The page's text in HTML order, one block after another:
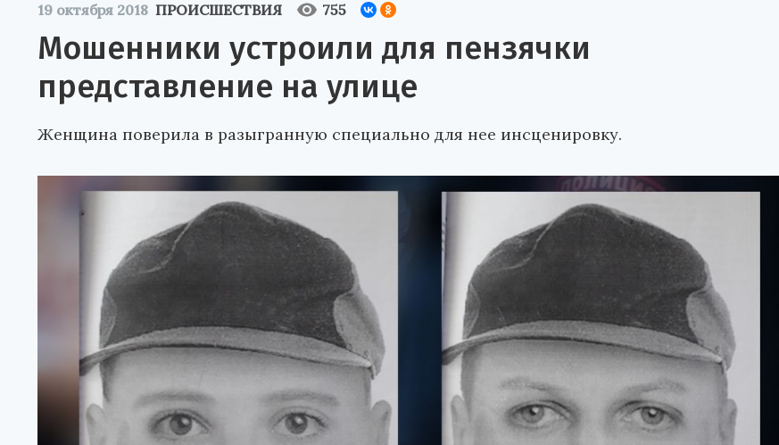
19 октября 2018 ПРОИСШЕСТВИЯ 755
Мошенники устроили для пензячки
представление на улице
Женщина поверила в разыгранную специально для нее инсценировку.